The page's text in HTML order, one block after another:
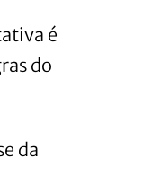
é
do
da